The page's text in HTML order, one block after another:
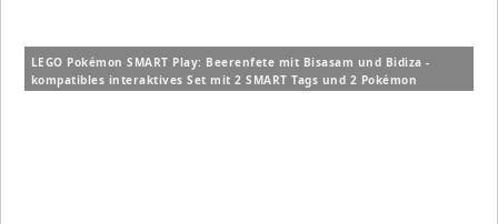
LEGO Pokémon SMART Play: Beerenfete mit Bisasam und Bidiza -
kompatibles interaktives Set mit 2 SMART Tags und 2 Pokémon